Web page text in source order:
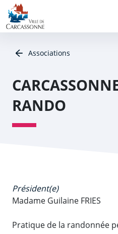
Aller au contenu
Aller au menu
Aller au plan du site
Aller à la recherche
Associations
RANDO
Président(e)
Madame Guilaine FRIES
Pratique de la randonnée
Panneau de gestion des cookies